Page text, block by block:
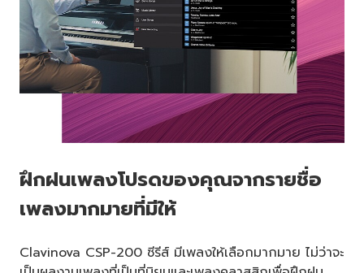
ฝึกฝนเพลงโปรดของคุณจากรายชื่อ
เพลงมากมายที่มีให้
Clavinova CSP-200 ซีรีส์ มีเพลงให้เลือกมากมาย ไม่ว่าจะ